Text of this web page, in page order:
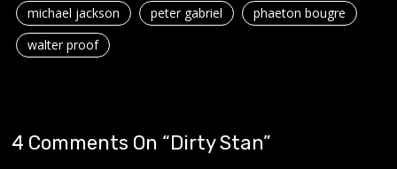
michael jackson
peter gabriel
phaeton bougre
walter proof
4 Comments On “Dirty Stan”